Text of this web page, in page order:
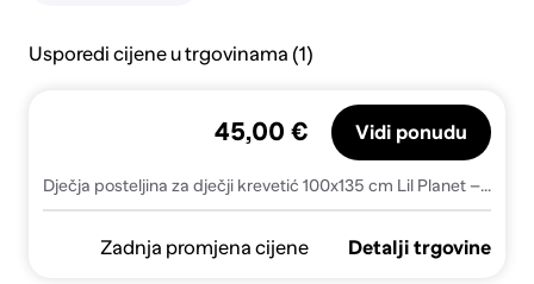
Usporedi cijene u trgovinama (1)
Dječja posteljina za dječji krevetić 100x135 cm Lil Planet – Roba
45,00 € Vidi ponudu
Zadnja promjena cijene Detalji trgovine